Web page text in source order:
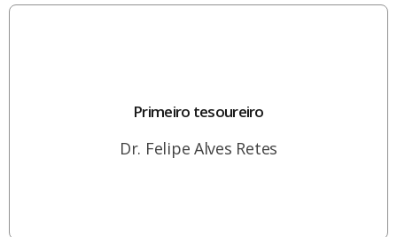
Primeiro tesoureiro
Dr. Felipe Alves Retes